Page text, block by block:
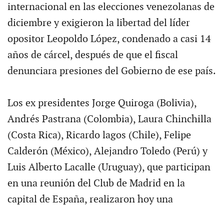
internacional en las elecciones venezolanas de
diciembre y exigieron la libertad del líder
opositor Leopoldo López, condenado a casi 14
años de cárcel, después de que el fiscal
denunciara presiones del Gobierno de ese país.
Los ex presidentes Jorge Quiroga (Bolivia),
Andrés Pastrana (Colombia), Laura Chinchilla
(Costa Rica), Ricardo lagos (Chile), Felipe
Calderón (México), Alejandro Toledo (Perú) y
Luis Alberto Lacalle (Uruguay), que participan
en una reunión del Club de Madrid en la
capital de España, realizaron hoy una